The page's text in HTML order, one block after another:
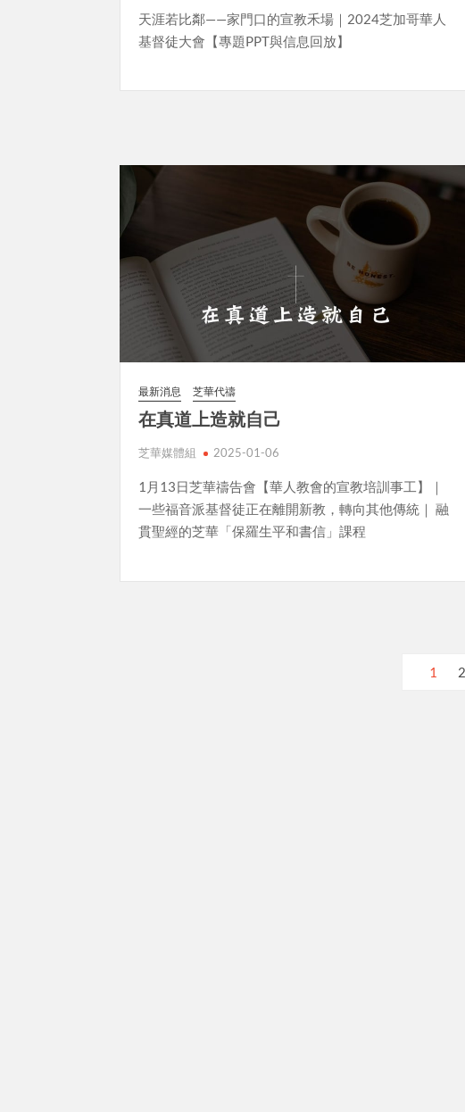
天涯若比鄰——家門口的宣教禾場｜2024芝加哥華人
基督徒大會【專題PPT與信息回放】
最新消息 芝華代禱
在真道上造就自己
芝華媒體組 2025-01-06
1月13日芝華禱告會【華人教會的宣教培訓事工】｜
一些福音派基督徒正在離開新教，轉向其他傳統｜ 融
貫聖經的芝華「保羅生平和書信」課程
1 2